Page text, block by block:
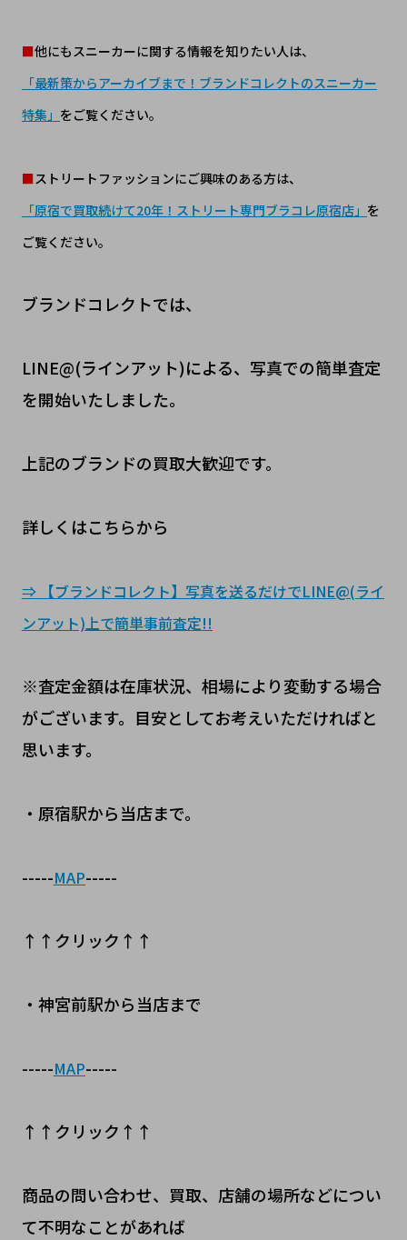
■他にもスニーカーに関する情報を知りたい人は、
「最新策からアーカイブまで！ブランドコレクトのスニーカー
特集」 をご覧ください。
■ストリートファッションにご興味のある方は、
「原宿で買取続けて20年！ストリート専門ブラコレ原宿店」 を
ご覧ください。
ブランドコレクトでは、
LINE@(ラインアット)による、写真での簡単査定
を開始いたしました。
上記のブランドの買取大歓迎です。
詳しくはこちらから
⇒ 【ブランドコレクト】写真を送るだけでLINE@(ライ
ンアット)上で簡単事前査定!!
※査定金額は在庫状況、相場により変動する場合
がございます。目安としてお考えいただければと
思います。
・原宿駅から当店まで。
-----MAP-----
↑↑クリック↑↑
・神宮前駅から当店まで
-----MAP-----
↑↑クリック↑↑
商品の問い合わせ、買取、店舗の場所などについ
て不明なことがあれば